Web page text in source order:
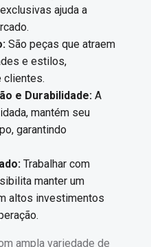
ajuda a
São peças que atraem
e estilos,
clientes.
e Durabilidade: A
mantém seu
garantindo
Trabalhar com
manter um
altos investimentos